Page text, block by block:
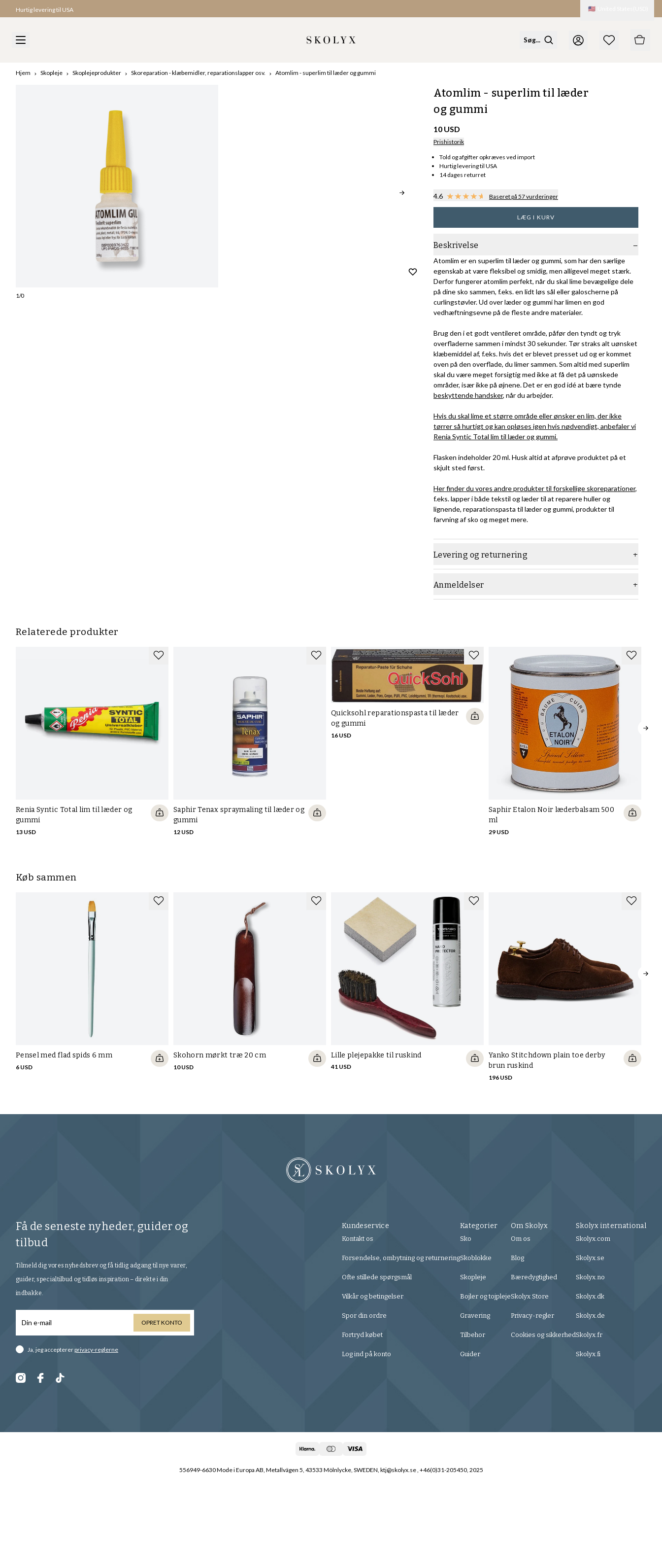
Hurtig levering til USA 🇺🇸
Hjem Skopleje Skoplejeprodukter Skoreparation - klæbemidler, reparationslapper osv. Atomlim - superlim til læder og gummi
1/0
Atomlim - superlim til læder
og gummi
10 USD
Prishistorik
Told og afgifter opkræves ved import
Hurtig levering til USA
14 dages returret
4.6 Baseret på 57 vurderinger
LÆG I KURV
Beskrivelse
Atomlim er en superlim til læder og gummi, som har den særlige
egenskab at være fleksibel og smidig, men alligevel meget stærk.
Derfor fungerer atomlim perfekt, når du skal lime bevægelige dele
på dine sko sammen, f.eks. en lidt løs sål eller galoscherne på
curlingstøvler. Ud over læder og gummi har limen en god
vedhæftningsevne på de fleste andre materialer.
Brug den i et godt ventileret område, påfør den tyndt og tryk
overfladerne sammen i mindst 30 sekunder. Tør straks alt uønsket
klæbemiddel af, f.eks. hvis det er blevet presset ud og er kommet
oven på den overflade, du limer sammen. Som altid med superlim
skal du være meget forsigtig med ikke at få det på uønskede
områder, især ikke på øjnene. Det er en god idé at bære tynde
beskyttende handsker, når du arbejder.
Hvis du skal lime et større område eller ønsker en lim, der ikke
tørrer så hurtigt og kan opløses igen hvis nødvendigt, anbefaler vi
Renia Syntic Total lim til læder og gummi.
Flasken indeholder 20 ml. Husk altid at afprøve produktet på et
skjult sted først.
Her finder du vores andre produkter til forskellige skoreparationer,
f.eks. lapper i både tekstil og læder til at reparere huller og
lignende, reparationspasta til læder og gummi, produkter til
farvning af sko og meget mere.
Levering og returnering
Anmeldelser
Relaterede produkter
Renia Syntic Total lim til læder og
gummi
13 USD
Saphir Tenax spraymaling til læder og
gummi
12 USD
Quicksohl reparationspasta til læder
og gummi
16 USD
Saphir Etalon Noir læderbalsam 500
ml
29 USD
Køb sammen
Pensel med flad spids 6 mm
6 USD
Skohorn mørkt træ 20 cm
10 USD
Lille plejepakke til ruskind
41 USD
Yanko Stitchdown plain toe derby
brun ruskind
196 USD
Få de seneste nyheder, guider og
tilbud
Tilmeld dig vores nyhedsbrev og få tidlig adgang til nye varer,
guider, specialtilbud og tidløs inspiration – direkte i din
indbakke.
OPRET KONTO
Ja, jeg acceptererprivacy-reglerne
Kundeservice
Kontakt os
Forsendelse, ombytning og returnering
Ofte stillede spørgsmål
Vilkår og betingelser
Spor din ordre
Fortryd købet
Log ind på konto
Kategorier
Sko
Skoblokke
Skopleje
Bojler og tojpleje
Gravering
Tilbehor
Guider
Om Skolyx
Om os
Blog
Bæredygtighed
Skolyx Store
Privacy-regler
Cookies og sikkerhed
Skolyx international
Skolyx.com
Skolyx.se
Skolyx.no
Skolyx.dk
Skolyx.de
Skolyx.fr
Skolyx.fi
556949-6630 Mode i Europa AB, Metallvägen 5, 43533 Mölnlycke, SWEDEN, ktj@skolyx.se , +46(0)31-205450, 2025